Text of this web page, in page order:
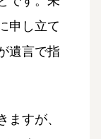
申し立て
遺言で指
ますが、